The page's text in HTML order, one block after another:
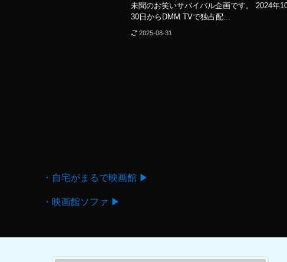
未聞のお笑いサバイバル企画です。 2024年
30日からDMM TVで独占配...
2025-08-31
・自宅がまるで映画館 ▶
・映画館ソファ ▶